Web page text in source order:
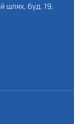
шлях, буд. 19,